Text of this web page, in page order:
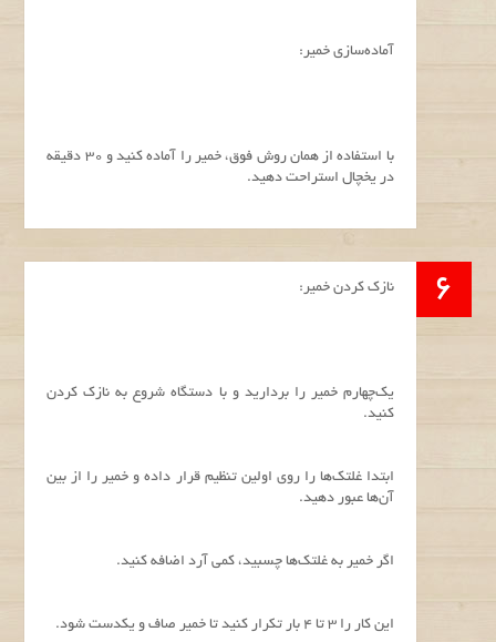
آماده‌سازی خمیر:
با استفاده از همان روش فوق، خمیر را آماده کنید و 30 دقیقه
در یخچال استراحت دهید.
نازک کردن خمیر:
یک‌چهارم خمیر را بردارید و با دستگاه شروع به نازک کردن
کنید.
ابتدا غلتک‌ها را روی اولین تنظیم قرار داده و خمیر را از بین
آن‌ها عبور دهید.
اگر خمیر به غلتک‌ها چسبید، کمی آرد اضافه کنید.
این کار را 3 تا 4 بار تکرار کنید تا خمیر صاف و یکدست شود.